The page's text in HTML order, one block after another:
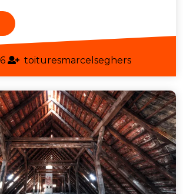
coût
de
l’isolation
efficace
Read
More
12
mai
2026
toituresmarcelseghers